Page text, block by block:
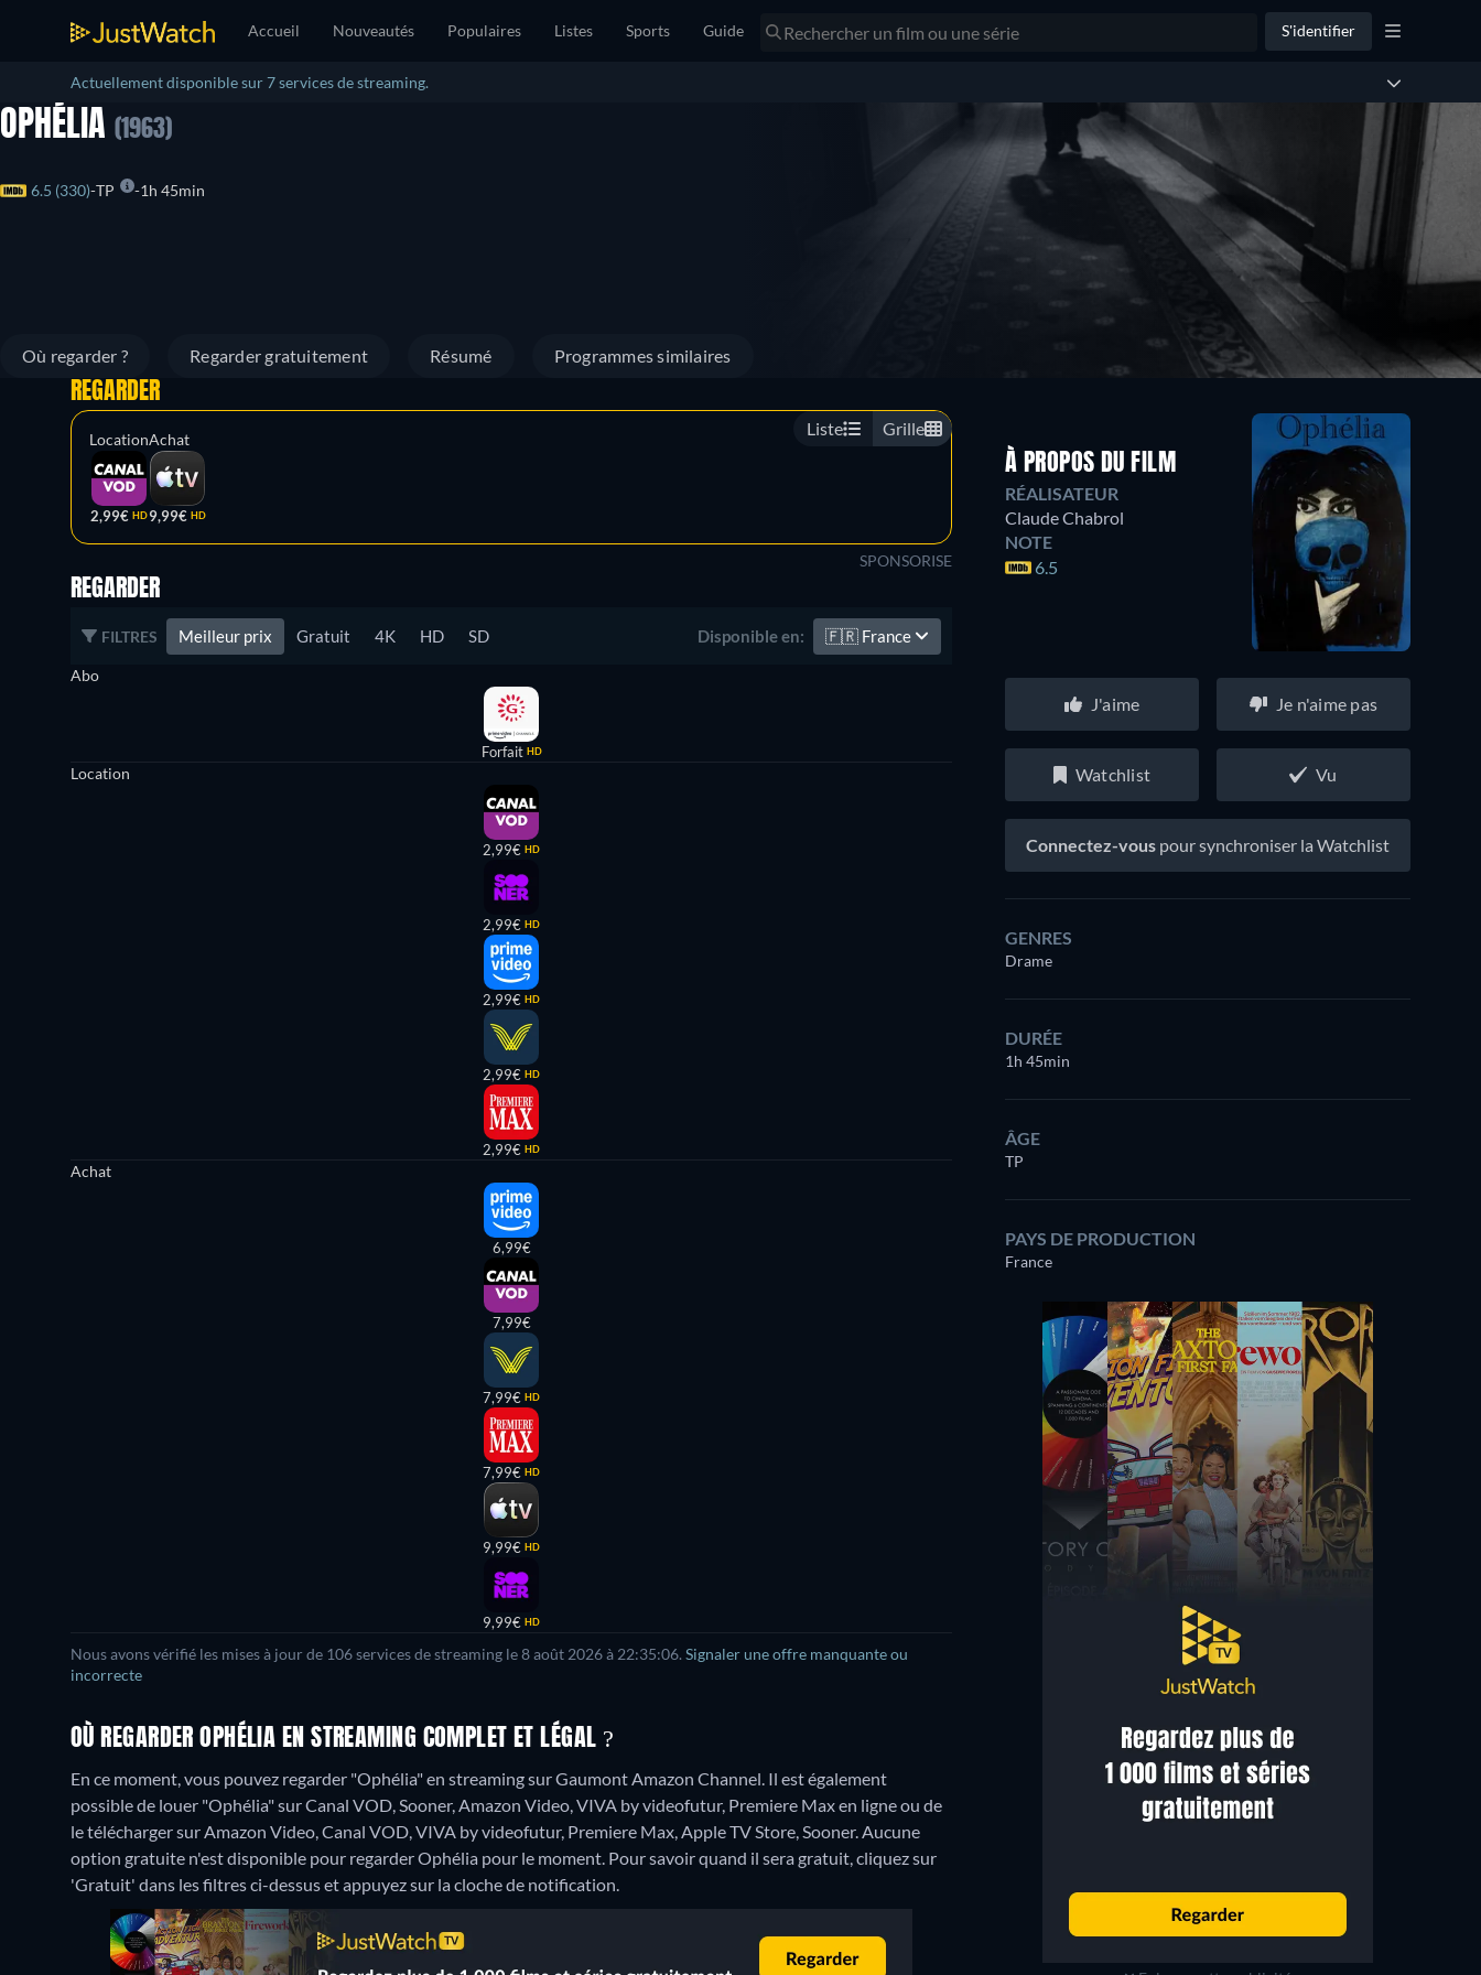
Accueil Nouveautés Populaires Listes Sports Guide S'identifier
Actuellement disponible sur 7 services de streaming.
OPHÉLIA (1963)
6.5 (330) TP 1h 45min
Où regarder ? Regarder gratuitement Résumé Programmes similaires
Liste Grille
REGARDER
Location
2,99€ HD
Achat
9,99€ HD
SPONSORISE
REGARDER
FILTRES Meilleur prix Gratuit 4K HD SD Disponible en: 🇫🇷 France
Abo
Forfait HD
Location
2,99€ HD
2,99€ HD
2,99€ HD
2,99€ HD
2,99€ HD
Achat
6,99€
7,99€
7,99€ HD
7,99€ HD
9,99€ HD
9,99€ HD
Nous avons vérifié les mises à jour de 106 services de streaming le 8 août 2026 à 22:35:06. Signaler une offre manquante ou
incorrecte
OÙ REGARDER OPHÉLIA EN STREAMING COMPLET ET LÉGAL ?
En ce moment, vous pouvez regarder "Ophélia" en streaming sur Gaumont Amazon Channel. Il est également
possible de louer "Ophélia" sur Canal VOD, Sooner, Amazon Video, VIVA by videofutur, Premiere Max en ligne ou de
le télécharger sur Amazon Video, Canal VOD, VIVA by videofutur, Premiere Max, Apple TV Store, Sooner.Aucune
option gratuite n'est disponible pour regarder Ophélia pour le moment. Pour savoir quand il sera gratuit, cliquez sur
'Gratuit' dans les filtres ci-dessus et appuyez sur la cloche de notification.
À PROPOS DU FILM
RÉALISATEUR
Claude Chabrol
NOTE
6.5
J'aime Je n'aime pas
Watchlist Vu
Connectez-vous pour synchroniser la Watchlist
GENRES
Drame
DURÉE
1h 45min
ÂGE
TP
PAYS DE PRODUCTION
France